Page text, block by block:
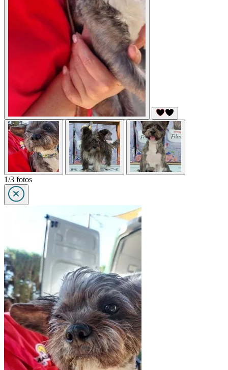
1/3 fotos